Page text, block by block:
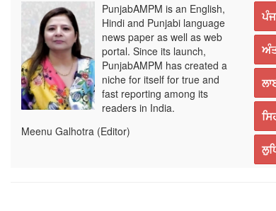
PunjabAMPM is an English,
Hindi and Punjabi language
news paper as well as web
portal. Since its launch,
PunjabAMPM has created a
niche for itself for true and
fast reporting among its
readers in India.
Meenu Galhotra (Editor)